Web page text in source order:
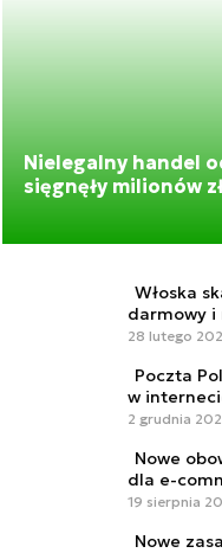
Nielegalny handel
sięgnęły milionów
Włoska
darmowy i
28 lutego
Poczta
w
2 grudnia
Nowe
dla e-
19 sierpnia
Nowe